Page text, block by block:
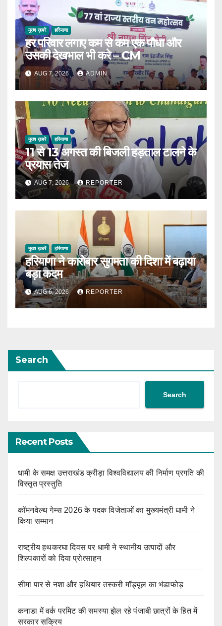
मुख्य ख़बरें हरियाणा
हर परिवार लगाए कम से कम एक पौधा और
उसकी देखभाल भी करे – CM
AUG 7, 2026 ADMIN
मुख्य ख़बरें हरियाणा
11 से 13 अगस्त की बिजली हड़ताल टालने के
प्रयास तेज
AUG 7, 2026 REPORTER
मुख्य ख़बरें हरियाणा
हरियाणा ने कारोबार सुगमता की दिशा में बढ़ाया
बड़ा कदम
AUG 6, 2026 REPORTER
Search
Search
Recent Posts
धामी के समक्ष उत्तराखंड क्रीड़ा विश्वविद्यालय की निर्माण प्रगति की
विस्तृत प्रस्तुति
कॉमनवेल्थ गेम्स 2026 के पदक विजेताओं का मुख्यमंत्री धामी ने
किया सम्मान
राष्ट्रीय हथकरघा दिवस पर धामी ने स्थानीय उत्पादों और
शिल्पकारों को दिया प्रोत्साहन
सीमा पार से नशा और हथियार तस्करी मॉड्यूल का भंडाफोड़
कनाडा में वर्क परमिट की समस्या झेल रहे पंजाबी छात्रों के हित में
सरकार सक्रिय